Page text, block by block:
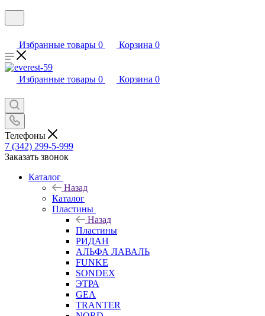
Избранные товары 0 Корзина 0
Избранные товары 0 Корзина 0
Телефоны
7 (342) 299-5-999
Заказать звонок
Каталог
Назад
Каталог
Пластины
Назад
Пластины
РИДАН
АЛЬФА ЛАВАЛЬ
FUNKE
SONDEX
ЭТРА
GEA
TRANTER